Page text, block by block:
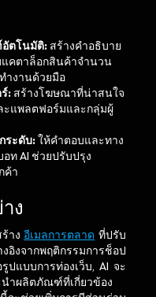
ตโนมัติ: สร้างคำอธิบาย
คตาล็อกสินค้าจำนวน
ำงานด้วยมือ
: สร้างโฆษณาที่น่าสนใจ
ะแพลตฟอร์มและกลุ่มผู้
ระดับ:ให้คำตอบและทาง
ท AI ช่วยปรับปรุง
ค้า
ง
ร้างอีเมลการตลาด ที่ปรับ
งจากพฤติกรรมการช็อป
แบบการท่องเว็บ, AI จะ
ำผลิตภัณฑ์ที่เกี่ยวข้อง